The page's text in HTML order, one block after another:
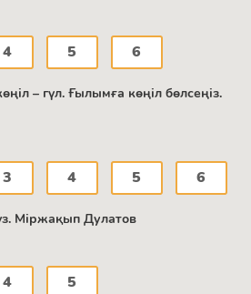
4 5 6
– гүл. Ғылымға көңіл бөлсеңіз.
3 4 5 6
Міржақып Дулатов
4 5